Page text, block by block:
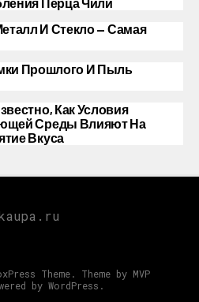
И Стекло — Самая
Прошлого И Пыль
Как Условия
Среды Влияют На
Вкуса
Theme. Theme by MVP
by WordPress.